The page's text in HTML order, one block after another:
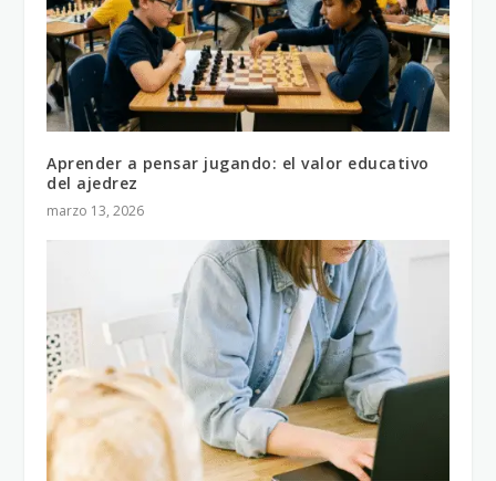
Aprender a pensar jugando: el valor educativo
del ajedrez
marzo 13, 2026